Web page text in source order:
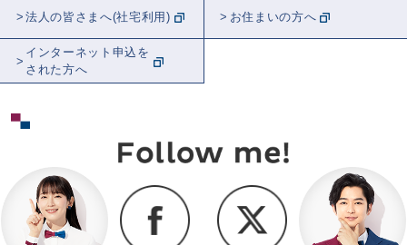
スポット紹介 まち紹介/探訪
スケラッコさん
ゆるやかに、くらしつながる話
ガーデニング 観葉植物 エコライフ
法人の皆さまへ(社宅利用) お住まいの方へ
インターネット申込を
された方へ